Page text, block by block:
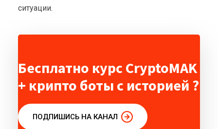
ситуации.
Бесплатно курс CryptoMAK
+ крипто боты с историей ?
ПОДПИШИСЬ НА КАНАЛ